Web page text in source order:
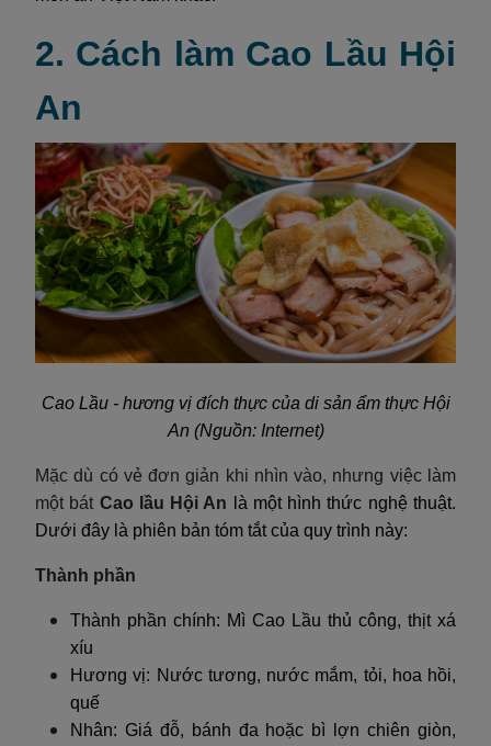
2. Cách làm Cao Lầu Hội
An
Cao Lầu - hương vị đích thực của di sản ẩm thực Hội
An (Nguồn: Internet)
Mặc dù có vẻ đơn giản khi nhìn vào, nhưng việc làm
một bát Cao lầu Hội An
là một hình thức nghệ thuật.
Dưới đây là phiên bản tóm tắt của quy trình này:
Thành phần
Thành phần chính: Mì Cao Lầu thủ công, thịt xá
xíu
Hương vị: Nước tương, nước mắm, tỏi, hoa hồi,
quế
Nhân: Giá đỗ, bánh đa hoặc bì lợn chiên giòn,